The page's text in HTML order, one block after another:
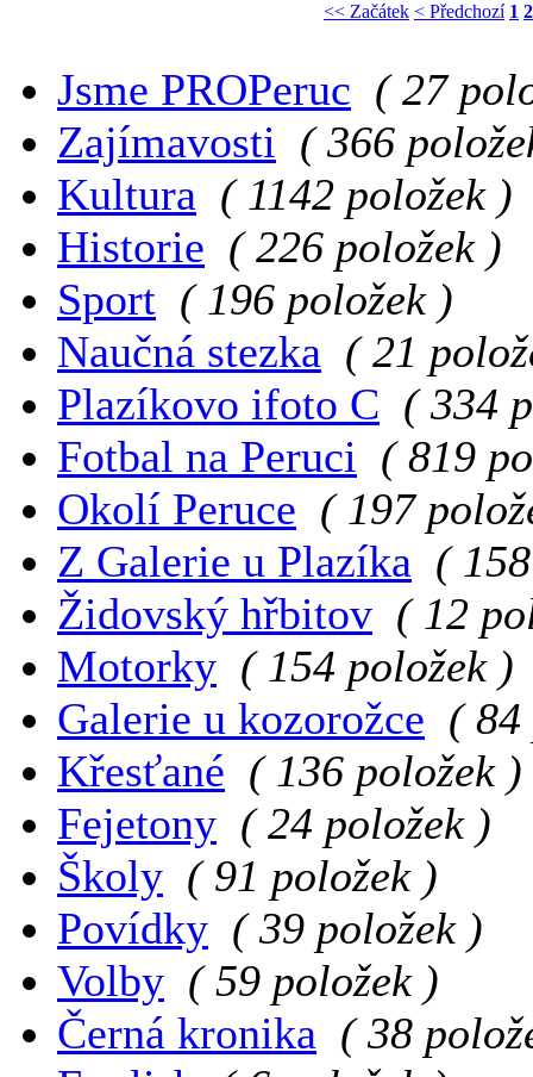
<< Začátek < Předchozí 1 2
Jsme PROPeruc ( 27
Zajímavosti ( 366
Kultura ( 1142 položek )
Historie ( 226 položek )
Sport ( 196 položek )
Naučná stezka ( 21
Plazíkovo ifoto C ( 334
Fotbal na Peruci ( 819
Okolí Peruce ( 197
Z Galerie u Plazíka (
Židovský hřbitov ( 12
Motorky ( 154 položek )
Galerie u kozorožce ( 84
Křesťané ( 136 položek )
Fejetony ( 24 položek )
Školy ( 91 položek )
Povídky ( 39 položek )
Volby ( 59 položek )
Černá kronika ( 38